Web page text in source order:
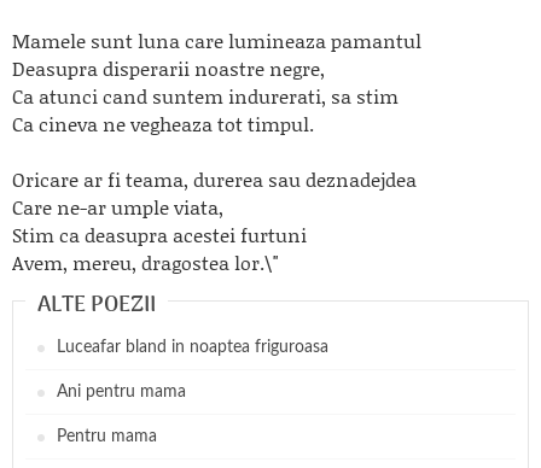
Mamele sunt luna care lumineaza pamantul
Deasupra disperarii noastre negre,
Ca atunci cand suntem indurerati, sa stim
Ca cineva ne vegheaza tot timpul.
Oricare ar fi teama, durerea sau deznadejdea
Care ne-ar umple viata,
Stim ca deasupra acestei furtuni
Avem, mereu, dragostea lor.\"
ALTE POEZII
Luceafar bland in noaptea friguroasa
Ani pentru mama
Pentru mama